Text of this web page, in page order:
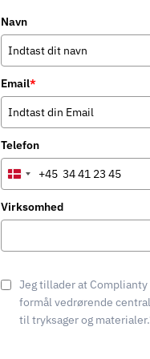
Navn
Email*
Telefon
Denmark
+45
Virksomhed
Jeg tillader at
formål vedrørende
til tryksager og